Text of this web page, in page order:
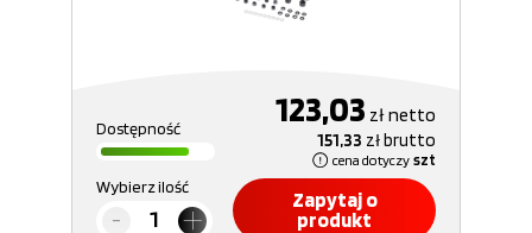
Dostępność 123,03 złnetto
151,33 złbrutto
cena dotyczy szt
Wybierz ilość
Zapytaj o
produkt